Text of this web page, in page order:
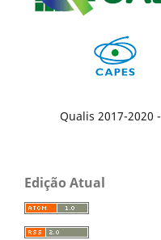
Qualis 2017-2020 -
Edição Atual